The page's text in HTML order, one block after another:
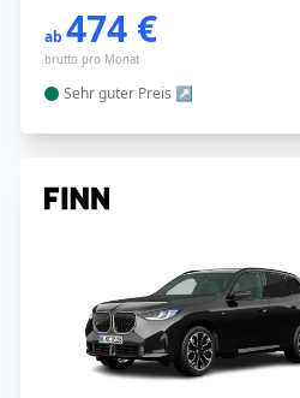
ab 474 €
brutto pro Monat
Sehr guter Preis